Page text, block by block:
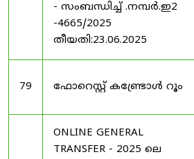
- സംബന്ധിച്ച് .നമ്പർ.ഇ2
-4665/2025
തീയതി:23.06.2025
79 ഫോറെസ്റ്റ് കണ്ട്രോൾ റൂം
ONLINE GENERAL
TRANSFER - 2025 ലെ